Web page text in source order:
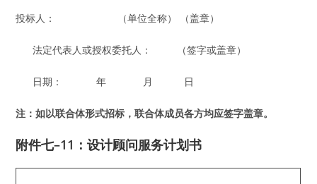
投标人： （单位全称） （盖章）
法定代表人或授权委托人： （签字或盖章）
日期： 年 月 日
注：如以联合体形式招标，联合体成员各方均应签字盖章。
附件七–11：设计顾问服务计划书